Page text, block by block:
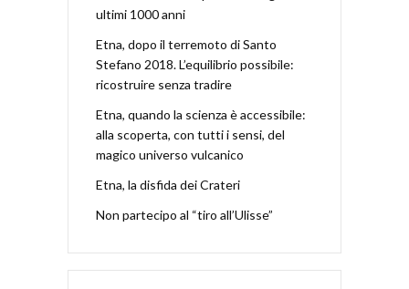
ultimi 1000 anni
Etna, dopo il terremoto di Santo
Stefano 2018. L’equilibrio possibile:
ricostruire senza tradire
Etna, quando la scienza è accessibile:
alla scoperta, con tutti i sensi, del
magico universo vulcanico
Etna, la disfida dei Crateri
Non partecipo al “tiro all’Ulisse”